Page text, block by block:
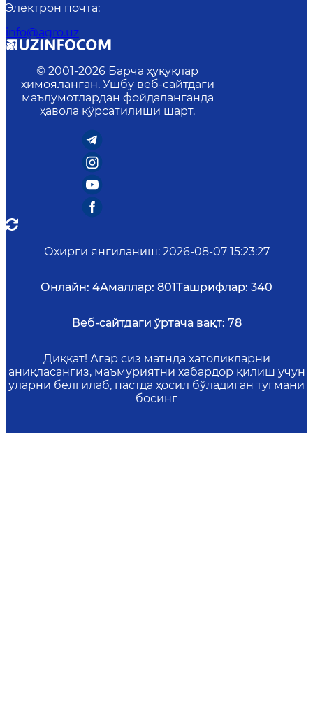
Электрон почта:
info@agro.uz
© 2001-2026 Барча ҳуқуқлар
ҳимояланган. Ушбу веб-сайтдаги
маълумотлардан фойдаланганда
ҳавола кўрсатилиши шарт.
Охирги янгиланиш: 2026-08-07 15:23:27
Онлайн: 4Амаллар: 801Ташрифлар: 340
Веб-сайтдаги ўртача вақт: 78
Диққат! Агар сиз матнда хатоликларни
аниқласангиз, маъмуриятни хабардор қилиш учун
уларни белгилаб, пастда ҳосил бўладиган тугмани
босинг